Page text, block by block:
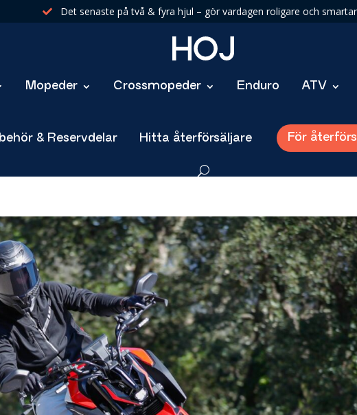
 Det senaste på två & fyra hjul – gör vardagen roligare och
Mopeder Crossmopeder Enduro ATV
& Reservdelar Hitta återförsäljare För